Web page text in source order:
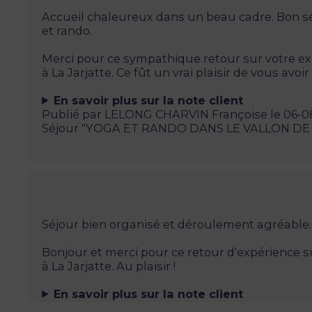
Accueil chaleureux dans un beau cadre. Bon
et rando.
Merci pour ce sympathique retour sur votre
à La Jarjatte. Ce fût un vrai plaisir de vous
En savoir plus sur la note client
Publié par LELONG CHARVIN Françoise le 06-
Séjour "YOGA ET RANDO DANS LE VALLON
Séjour bien organisé et déroulement agréable.
Bonjour et merci pour ce retour d'expérience
à La Jarjatte. Au plaisir !
En savoir plus sur la note client